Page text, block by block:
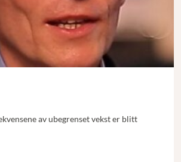
av ubegrenset vekst er blitt